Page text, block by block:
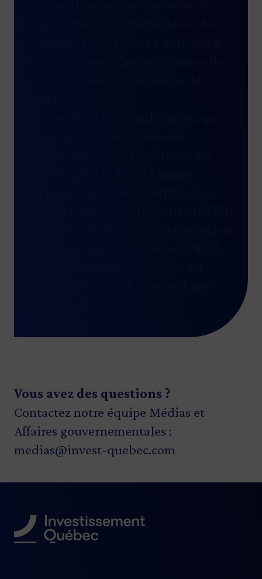
Vous avez des questions ?
Contactez notre équipe Médias et
Affaires gouvernementales :
medias@invest-quebec.com